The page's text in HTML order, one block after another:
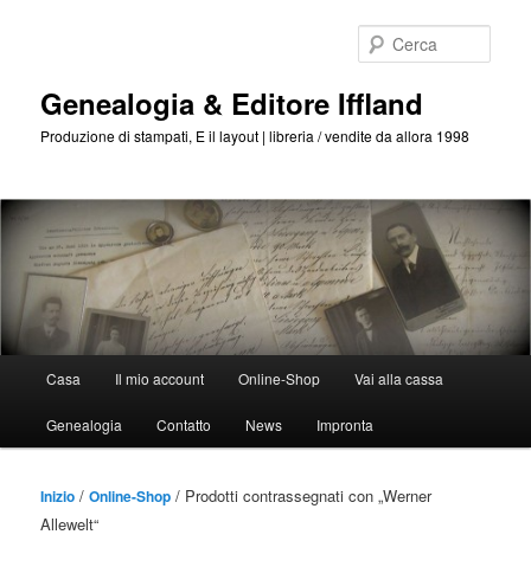
Genealogia & Editore Iffland
Produzione di stampati, E il layout | libreria / vendite da allora 1998
Casa Il mio account Online-Shop Vai alla cassa
Genealogia Contatto News Impronta
Inizio /Online-Shop / Prodotti contrassegnati con „Werner
Allewelt“